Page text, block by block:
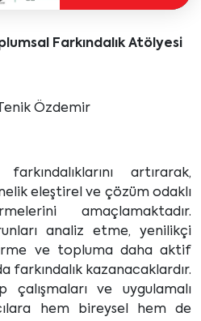
Farkındalık Atölyesi
Özdemir
artırarak,
eleştirel ve çözüm odaklı
amaçlamaktadır.
analiz etme, yenilikçi
ve topluma daha aktif
farkındalık kazanacaklardır.
ve uygulamalı
hem bireysel hem de